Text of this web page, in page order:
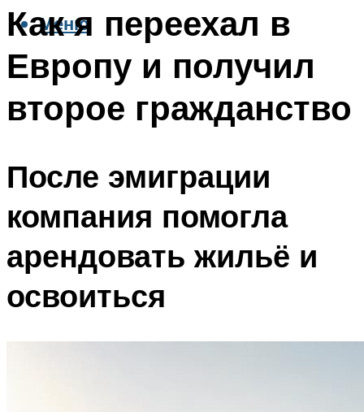
Меню
Как я переехал в
Европу и получил
второе гражданство
После эмиграции
компания помогла
арендовать жильё и
освоиться